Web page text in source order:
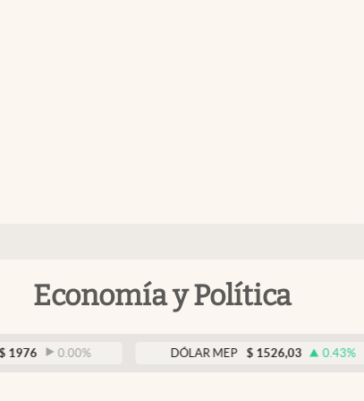
Economía y Política
0.00% DÓLAR MEP $ 1526,03 0.43%